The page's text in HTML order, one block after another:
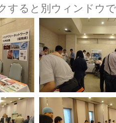
すると別ウィンドウ